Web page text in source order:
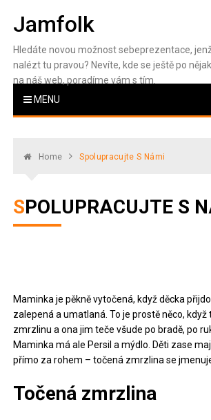
Jamfolk
Hledáte novou možnost sebeprezentace,
nalézt tu pravou? Nevíte, kde se ještě po
na náš web, poradíme vám s tím.
MENU
Home Spolupracujte S Námi
SPOLUPRACUJTE S
Maminka je pěkně vytočená, když děcka
zalepená a umatlaná. To je prostě něco,
zmrzlinu a ona jim teče všude po bradě, po
Maminka má ale Persil a mýdlo. Děti zase
přímo za rohem – točená zmrzlina se
Točená zmrzlina